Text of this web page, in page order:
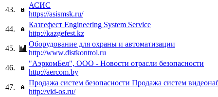
43.
АСИС
https://asismsk.ru/
44.
Казгефест Engineering System Service
http://kazgefest.kz
45.
Оборудование для охраны и автоматизации
http://www.distkontrol.ru
46.
"АэркомБел", ООО - Новости отрасли безопасности
http://aercom.by
47.
Продажа систем безопасности Продажа систем
http://vid-os.ru/